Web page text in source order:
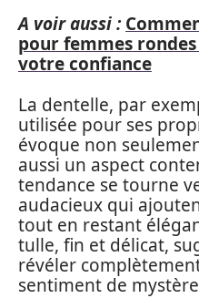
A voir aussi :
pour femmes
votre confiance
La dentelle, par
utilisée pour ses
évoque non
aussi un aspect
tendance se tourne
audacieux qui
tout en restant
tulle, fin et délicat,
révéler
sentiment de